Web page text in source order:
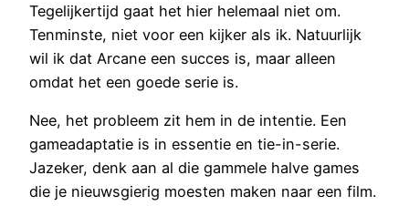
Tegelijkertijd gaat het hier helemaal niet om.
Tenminste, niet voor een kijker als ik. Natuurlijk
wil ik dat Arcane een succes is, maar alleen
omdat het een goede serie is.
Nee, het probleem zit hem in de intentie. Een
gameadaptatie is in essentie en tie-in-serie.
Jazeker, denk aan al die gammele halve games
die je nieuwsgierig moesten maken naar een film.